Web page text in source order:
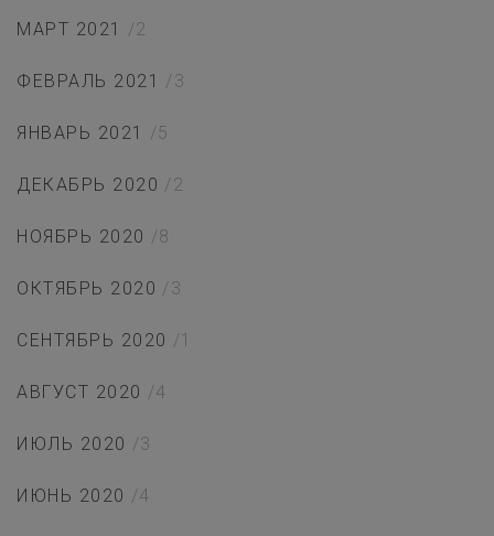
МАРТ 2021 /2
ФЕВРАЛЬ 2021 /3
ЯНВАРЬ 2021 /5
ДЕКАБРЬ 2020 /2
НОЯБРЬ 2020 /8
ОКТЯБРЬ 2020 /3
СЕНТЯБРЬ 2020 /1
АВГУСТ 2020 /4
ИЮЛЬ 2020 /3
ИЮНЬ 2020 /4